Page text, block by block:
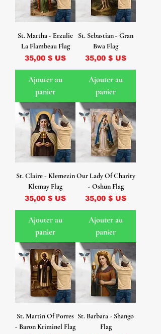
St. Martha - Erzulie
La Flambeau Flag
Prix
35,00 $ US
Ajouter au
panier
St. Sebastian - Gran
Bwa Flag
Prix
35,00 $ US
Ajouter au
panier
St. Claire - Klemezin
Klemay Flag
Prix
35,00 $ US
Ajouter au
panier
Our Lady Of Charity
- Oshun Flag
Prix
35,00 $ US
Ajouter au
panier
St. Martin Of Porres
- Baron Kriminel Flag
St. Barbara - Shango
Flag